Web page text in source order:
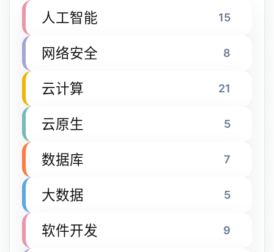
人工智能 15
网络安全 8
云计算 21
云原生 5
数据库 7
大数据 5
软件开发 9